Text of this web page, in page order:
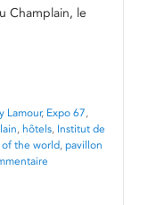
Champlain, le
Lamour, Expo 67,
, hôtels, Institut de
of the world, pavillon